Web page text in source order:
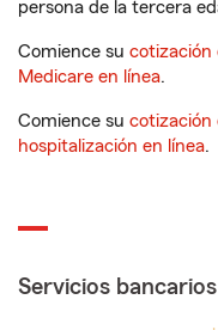
persona de la tercera
Comience su cotización
Medicare en línea.
Comience su cotización
hospitalización en línea.
Servicios bancarios